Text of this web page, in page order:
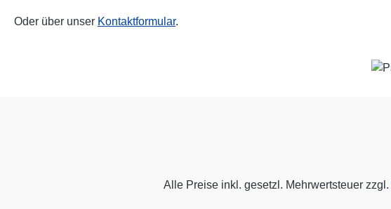
Oder über unser Kontaktformular.
Alle Preise inkl. gesetzl. Mehrwertsteuer zzgl.